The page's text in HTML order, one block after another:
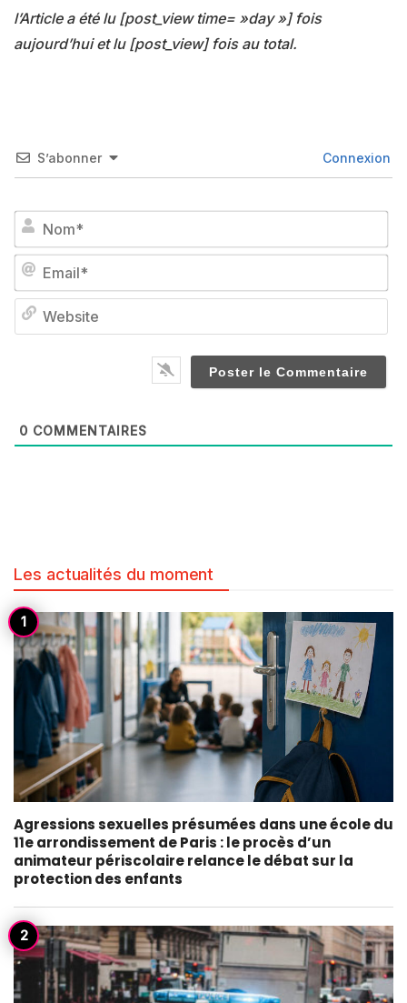
l’Article a été lu [post_view time= »day »] fois
aujourd’hui et lu [post_view] fois au total.
S’abonner Connexion
0 COMMENTAIRES
Les actualités du moment
Agressions sexuelles présumées dans une école du
11e arrondissement de Paris : le procès d’un
animateur périscolaire relance le débat sur la
protection des enfants